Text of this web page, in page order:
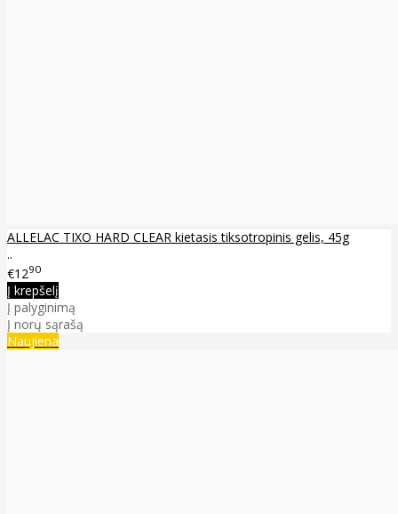
ALLELAC TIXO HARD CLEAR kietasis tiksotropinis gelis, 45g
..
€1290
Į krepšelį
Į palyginimą
Į norų sąrašą
Naujiena